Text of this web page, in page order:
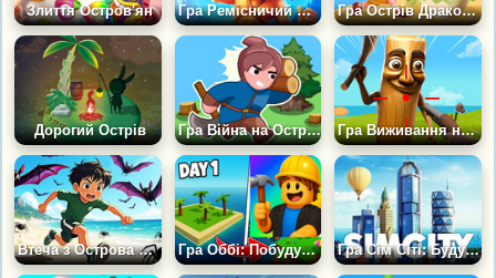
Злиття Остров'ян Гра Ремісничий Острів: Шахта Виживання Гра Острів Дракона: Idle 3Д
Дорогий Острів Гра Війна на Острові: Пісочниця Гра Виживання на Острові: Захист Від Акул
Втеча з Острова Монстрів Гра Оббі: Побудуй Острів Гра Сім Сіті: Будувати Місто Плюс Острови